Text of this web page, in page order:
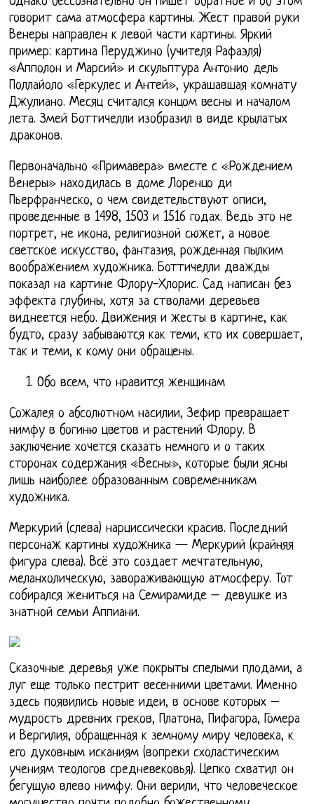
говорит сама атмосфера картины. Жест правой руки
Венеры направлен к левой части картины. Яркий
пример: картина Перуджино (учителя Рафаэля)
«Апполон и Марсий» и скульптура Антонио дель
Поллайоло «Геркулес и Антей», украшавшая комнату
Джулиано. Месяц считался концом весны и началом
лета. Змей Боттичелли изобразил в виде крылатых
драконов.
Первоначально «Примавера» вместе с «Рождением
Венеры» находилась в доме Лоренцо ди
Пьерфранческо, о чем свидетельствуют описи,
проведенные в 1498, 1503 и 1516 годах. Ведь это не
портрет, не икона, религиозной сюжет, а новое
светское искусство, фантазия, рожденная пылким
воображением художника. Боттичелли дважды
показал на картине Флору-Хлорис. Сад написан без
эффекта глубины, хотя за стволами деревьев
виднеется небо. Движения и жесты в картине, как
будто, сразу забываются как теми, кто их совершает,
так и теми, к кому они обращены.
Обо всем, что нравится женщинам
Сожалея о абсолютном насилии, Зефир превращает
нимфу в богиню цветов и растений Флору. В
заключение хочется сказать немного и о таких
сторонах содержания «Весны», которые были ясны
лишь наиболее образованным современникам
художника.
Меркурий (слева) нарциссически красив. Последний
персонаж картины художника — Меркурий (крайняя
фигура слева). Всё это создает мечтательную,
меланхолическую, завораживающую атмосферу. Тот
собирался жениться на Семирамиде – девушке из
знатной семьи Аппиани.
Сказочные деревья уже покрыты спелыми плодами, а
луг еще только пестрит весенними цветами. Именно
здесь появились новые идеи, в основе которых –
мудрость древних греков, Платона, Пифагора, Гомера
и Вергилия, обращенная к земному миру человека, к
его духовным исканиям (вопреки схоластическим
учениям теологов средневековья). Цепко схватил он
бегущую влево нимфу. Они верили, что человеческое